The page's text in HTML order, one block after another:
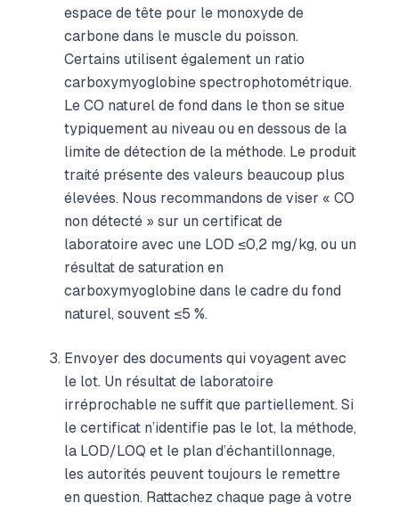
espace de tête pour le monoxyde de
carbone dans le muscle du poisson.
Certains utilisent également un ratio
carboxymyoglobine spectrophotométrique.
Le CO naturel de fond dans le thon se situe
typiquement au niveau ou en dessous de la
limite de détection de la méthode. Le produit
traité présente des valeurs beaucoup plus
élevées. Nous recommandons de viser « CO
non détecté » sur un certificat de
laboratoire avec une LOD ≤0,2 mg/kg, ou un
résultat de saturation en
carboxymyoglobine dans le cadre du fond
naturel, souvent ≤5 %.
Envoyer des documents qui voyagent avec
le lot. Un résultat de laboratoire
irréprochable ne suffit que partiellement. Si
le certificat n’identifie pas le lot, la méthode,
la LOD/LOQ et le plan d’échantillonnage,
les autorités peuvent toujours le remettre
en question. Rattachez chaque page à votre